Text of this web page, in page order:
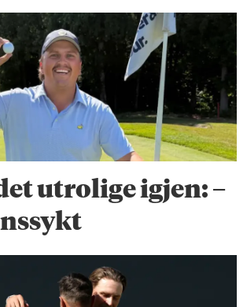
utrolige igjen: –